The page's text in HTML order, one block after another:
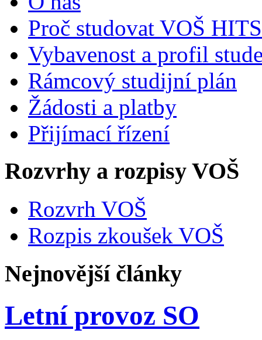
Proč studovat VOŠ HITS
Vybavenost a profil
Rámcový studijní plán
Žádosti a platby
Přijímací řízení
Rozvrhy a rozpisy VOŠ
Rozvrh VOŠ
Rozpis zkoušek VOŠ
Nejnovější články
Letní provoz SO